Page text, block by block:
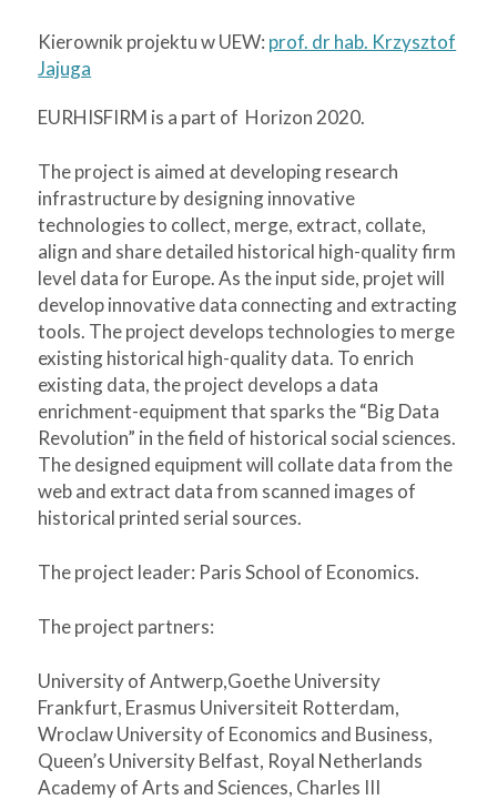
Kierownik projektu w UEW: prof. dr hab. Krzysztof
Jajuga
EURHISFIRM is a part of Horizon 2020.
The project is aimed at developing research
infrastructure by designing innovative
technologies to collect, merge, extract, collate,
align and share detailed historical high-quality firm
level data for Europe. As the input side, projet will
develop innovative data connecting and extracting
tools. The project develops technologies to merge
existing historical high-quality data. To enrich
existing data, the project develops a data
enrichment-equipment that sparks the “Big Data
Revolution” in the field of historical social sciences.
The designed equipment will collate data from the
web and extract data from scanned images of
historical printed serial sources.
The project leader: Paris School of Economics.
The project partners:
University of Antwerp,Goethe University
Frankfurt, Erasmus Universiteit Rotterdam,
Wroclaw University of Economics and Business,
Queen’s University Belfast, Royal Netherlands
Academy of Arts and Sciences, Charles III